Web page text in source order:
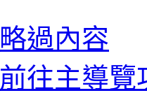
略過內容
前往主導覽